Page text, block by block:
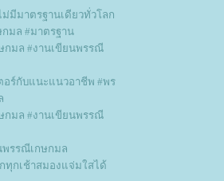
ม่มีมาตรฐานเดียวทั่วโลก
มล #มาตรฐาน
กมล #งานเขียนพรรณี
อร์กับแนะแนวอาชีพ #พร
กมล #งานเขียนพรรณี
พรรณีเกษกมล
ทุกเช้าสมองแจ่มใสได้